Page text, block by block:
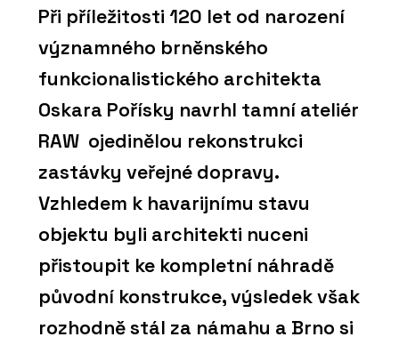
Při příležitosti 120 let od narození
významného brněnského
funkcionalistického architekta
Oskara Pořísky navrhl tamní ateliér
RAW ojedinělou rekonstrukci
zastávky veřejné dopravy.
Vzhledem k havarijnímu stavu
objektu byli architekti nuceni
přistoupit ke kompletní náhradě
původní konstrukce, výsledek však
rozhodně stál za námahu a Brno si